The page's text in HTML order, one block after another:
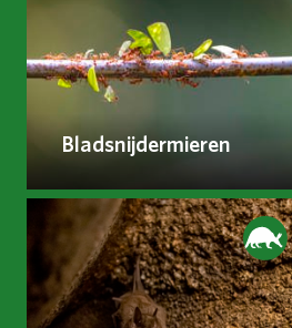
Bladsnijdermieren